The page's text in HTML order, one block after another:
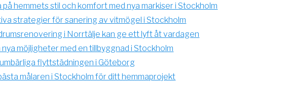
på hemmets stil och komfort med nya markiser i Stockholm
strategier för sanering av vitmögel i Stockholm
i Norrtälje kan ge ett lyft åt vardagen
nya möjligheter med en tillbyggnad i Stockholm
flyttstädningen i Göteborg
målaren i Stockholm för ditt hemmaprojekt